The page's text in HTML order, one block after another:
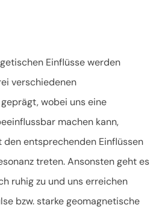
Einflüsse werden
verschiedenen
wobei uns eine
machen kann,
entsprechenden Einflüssen
treten. Ansonsten geht es
ruhig zu und uns erreichen
bzw. starke geomagnetische